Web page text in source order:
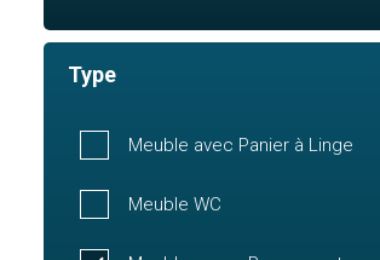
Type
Meuble avec Panier à Linge
Meuble WC